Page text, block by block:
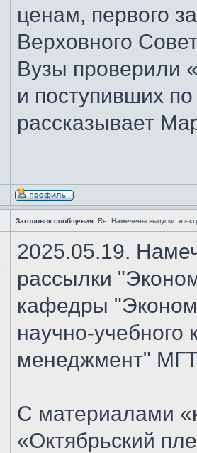
ценам, первого
Верховного
Вузы проверили
и поступивших
рассказывает
Заголовок сообщения: Re: Намечены выпуски
2025.05.19.
рассылки
кафедры
научно-
менеджмент"
С материалами
«Октябрьский